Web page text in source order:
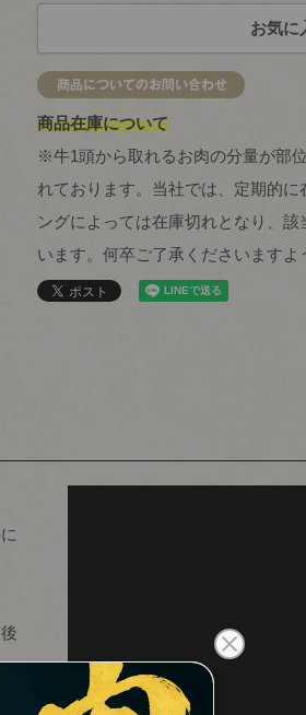
お気に
商品在庫について
※牛1頭から取れるお肉の分量が部
れております。当社では、定期的
ングによっては在庫切れとなり、
います。何卒ご了承くださいますよ